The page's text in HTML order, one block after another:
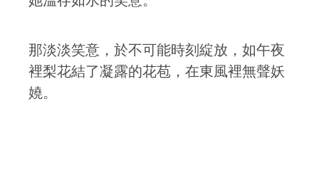
那淡淡笑意，於不可能時刻綻放，如午夜
裡梨花結了凝露的花苞，在東風裡無聲妖
嬈。